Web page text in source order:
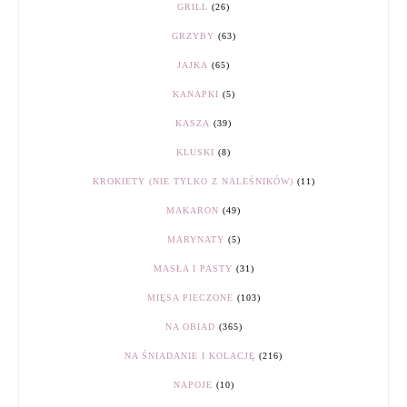
GRILL (26)
GRZYBY (63)
JAJKA (65)
KANAPKI (5)
KASZA (39)
KLUSKI (8)
KROKIETY (NIE TYLKO Z NALEŚNIKÓW) (11)
MAKARON (49)
MARYNATY (5)
MASŁA I PASTY (31)
MIĘSA PIECZONE (103)
NA OBIAD (365)
NA ŚNIADANIE I KOLACJĘ (216)
NAPOJE (10)